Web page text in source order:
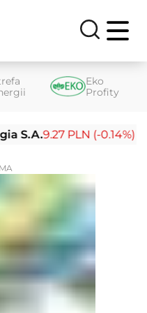
Eko
Profity
9.27 PLN (-0.14%)